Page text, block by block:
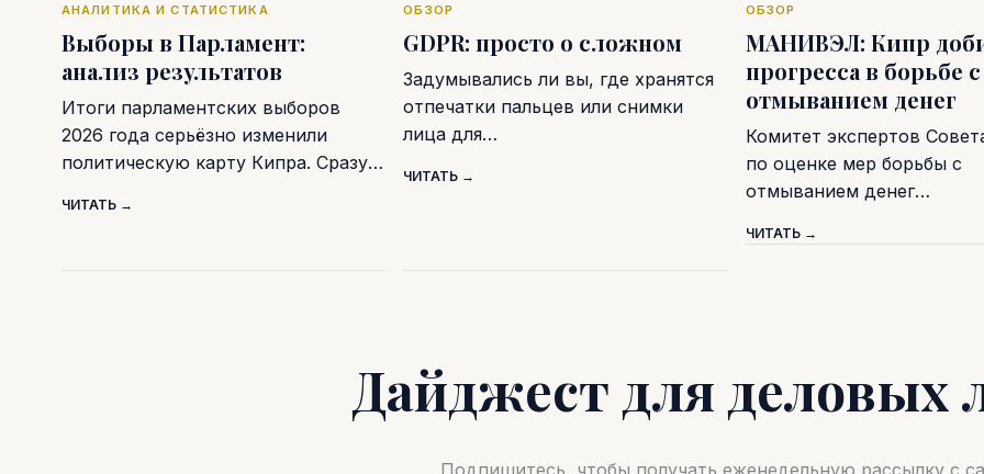
АНАЛИТИКА И СТАТИСТИКА
Выборы в Парламент:
анализ результатов
Итоги парламентских выборов
2026 года серьёзно изменили
политическую карту Кипра. Сразу…
ЧИТАТЬ →
ОБЗОР
GDPR: просто о сложном
Задумывались ли вы, где хранятся
отпечатки пальцев или снимки
лица для…
ЧИТАТЬ →
ОБЗОР
МАНИВЭЛ: Кипр
прогресса в борьбе с
отмыванием денег
Комитет экспертов
по оценке мер борьбы с
отмыванием денег…
ЧИТАТЬ →
Дайджест для деловых
Подпишитесь, чтобы получать еженедельную рассылку с